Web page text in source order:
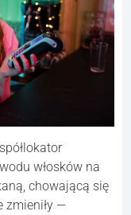
włosków na
chowającą się
zmieniły —